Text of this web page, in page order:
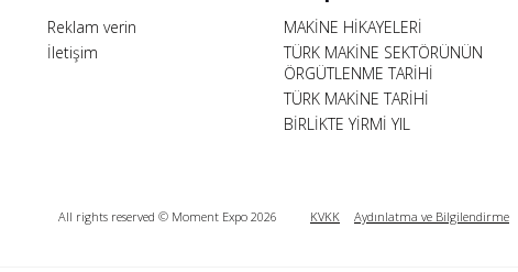
Reklam verin
İletişim
MAKİNE HİKAYELERİ
TÜRK MAKİNE SEKTÖRÜNÜN
ÖRGÜTLENME TARİHİ
TÜRK MAKİNE TARİHİ
BİRLİKTE YİRMİ YIL
All rights reserved © Moment Expo 2026 KVKK Aydınlatma ve Bilgilendirme